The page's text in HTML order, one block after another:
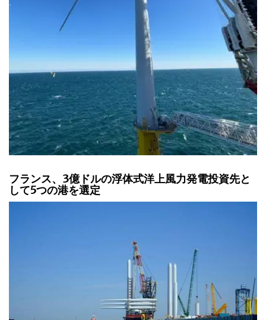
フランス、3億ドルの浮体式洋上風力発電投資先と
して5つの港を選定